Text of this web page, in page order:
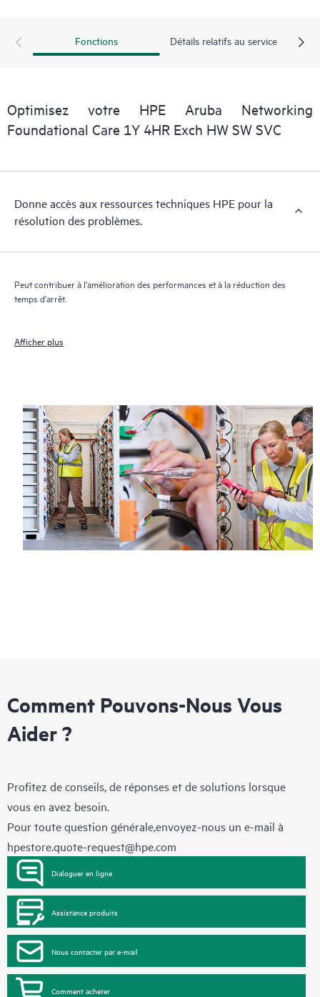
Fonctions Détails relatifs au service
Optimisez votre HPE Aruba Networking
Foundational Care 1Y 4HR Exch HW SW SVC
Donne accès aux ressources techniques HPE pour la
résolution des problèmes.
Peut contribuer à l'amélioration des performances et à la réduction des
temps d'arrêt.
Afficher plus
Comment Pouvons-Nous Vous
Aider ?
Profitez de conseils, de réponses et de solutions lorsque
vous en avez besoin.
Pour toute question générale,envoyez-nous un e-mail à
hpestore.quote-request@hpe.com
Dialoguer en ligne
Assistance produits
Nous contacter par e-mail
Comment acheter